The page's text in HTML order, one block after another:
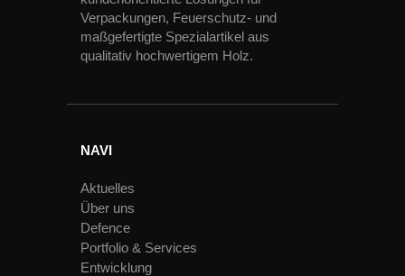
Verpackungen, Feuerschutz- und
maßgefertigte Spezialartikel aus
qualitativ hochwertigem Holz.
NAVI
Aktuelles
Über uns
Defence
Portfolio & Services
Entwicklung